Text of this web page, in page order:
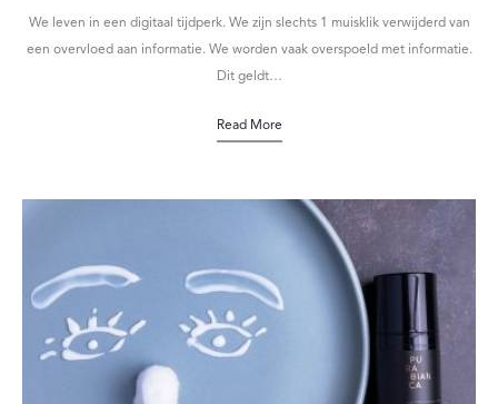
We leven in een digitaal tijdperk. We zijn slechts 1 muisklik verwijderd van
een overvloed aan informatie. We worden vaak overspoeld met informatie.
Dit geldt…
Read More